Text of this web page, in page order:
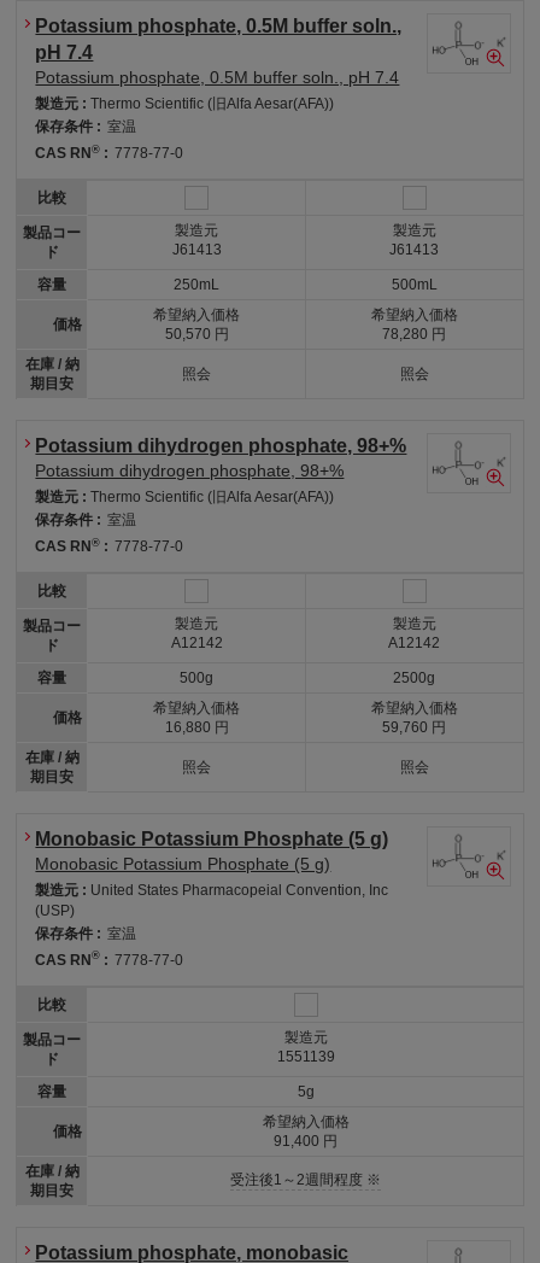
Potassium phosphate, 0.5M buffer soln.,
pH 7.4
Potassium phosphate, 0.5M buffer soln., pH 7.4
製造元 :Thermo Scientific (旧Alfa Aesar(AFA))
保存条件 : 室温
CAS RN® : 7778-77-0
比較
製品コー
ド
容量
価格
在庫 / 納
期目安
製造元
J61413
250mL
希望納入価格
50,570 円
照会
製造元
J61413
500mL
希望納入価格
78,280 円
照会
Potassium dihydrogen phosphate, 98+%
Potassium dihydrogen phosphate, 98+%
製造元 :Thermo Scientific (旧Alfa Aesar(AFA))
保存条件 : 室温
CAS RN® : 7778-77-0
比較
製品コー
ド
容量
価格
在庫 / 納
期目安
製造元
A12142
500g
希望納入価格
16,880 円
照会
製造元
A12142
2500g
希望納入価格
59,760 円
照会
Monobasic Potassium Phosphate (5 g)
Monobasic Potassium Phosphate (5 g)
製造元 : United States Pharmacopeial Convention, Inc
(USP)
保存条件 : 室温
CAS RN® : 7778-77-0
比較
製品コー
ド
容量
価格
在庫 / 納
期目安
製造元
1551139
5g
希望納入価格
91,400 円
受注後1～2週間程度 ※
Potassium phosphate, monobasic